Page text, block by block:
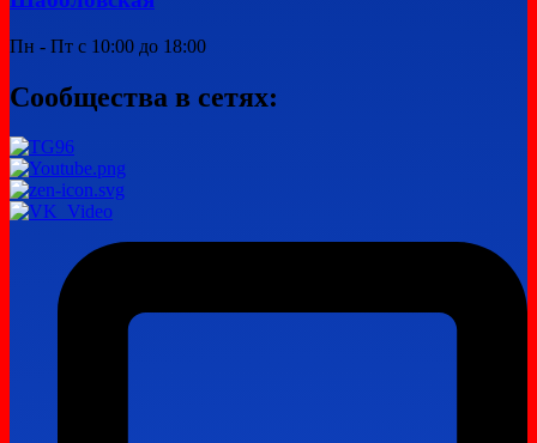
Пн - Пт с 10:00 до 18:00
Сообщества в сетях: